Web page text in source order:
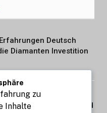
Erfahrungen Deutsch
Diamanten Investition
zu
Finanzen, Märkten und
zu
Inhalte